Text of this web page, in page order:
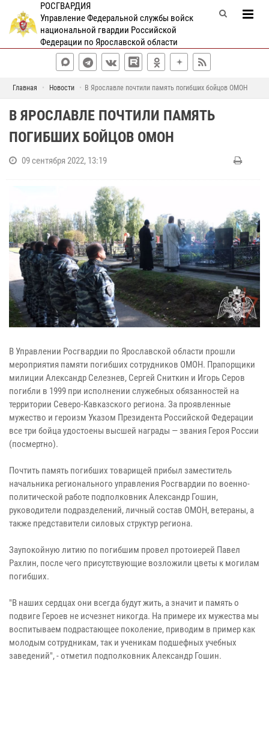
РОСГВАРДИЯ
Управление Федеральной службы войск
национальной гвардии Российской
Федерации по Ярославской области
Главная Новости В Ярославле почтили память погибших бойцов ОМОН
В ЯРОСЛАВЛЕ ПОЧТИЛИ ПАМЯТЬ
ПОГИБШИХ БОЙЦОВ ОМОН
09 сентября 2022, 13:19
В Управлении Росгвардии по Ярославской области прошли
мероприятия памяти погибших сотрудников ОМОН. Прапорщики
милиции Александр Селезнев, Сергей Сниткин и Игорь Серов
погибли в 1999 при исполнении служебных обязанностей на
территории Северо-Кавказского региона. За проявленные
мужество и героизм Указом Президента Российской Федерации
все три бойца удостоены высшей награды — звания Героя России
(посмертно).
Почтить память погибших товарищей прибыл заместитель
начальника регионального управления Росгвардии по военно-
политической работе подполковник Александр Гошин,
руководители подразделений, личный состав ОМОН, ветераны, а
также представители силовых структур региона.
Заупокойную литию по погибшим провел протоиерей Павел
Рахлин, после чего присутствующие возложили цветы к могилам
погибших.
"В наших сердцах они всегда будут жить, а значит и память о
подвиге Героев не исчезнет никогда. На примере их мужества мы
воспитываем подрастающее поколение, приводим в пример как
молодым сотрудникам, так и ученикам подшефных учебных
заведений", - отметил подполковник Александр Гошин.